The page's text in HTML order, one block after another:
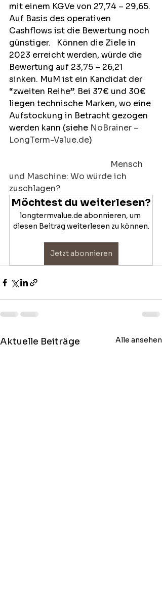
mit einem KGVe von 27,74 – 29,65.
Auf Basis des operativen
Cashflows ist die Bewertung noch
günstiger.   Können die Ziele in
2023 erreicht werden, würde die
Bewertung auf 23,75 – 26,21
sinken. MuM ist ein Kandidat der
“zweiten Reihe”. Bei 37€ und 30€
liegen technische Marken, wo eine
Aufstockung in Betracht gezogen
werden kann (siehe NoBrainer –
LongTerm-Value.de)
Mensch
und Maschine: Wo würde ich
zuschlagen?
Möchtest du weiterlesen?
longtermvalue.de abonnieren, um
diesen Beitrag weiterlesen zu können.
Jetzt abonnieren
Aktuelle Beiträge Alle ansehen